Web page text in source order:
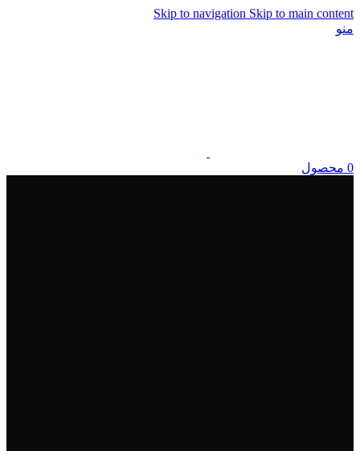
Skip to navigation Skip to main content
منو
0 محصول